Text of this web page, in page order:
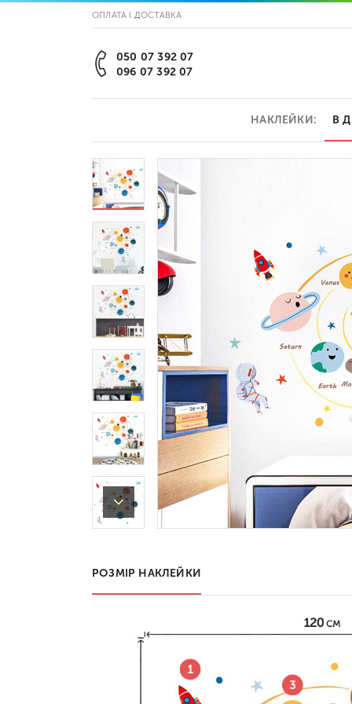
ОПЛАТА І ДОСТАВКА
050 07 392 07
096 07 392 07
НАКЛЕЙКИ: В
РОЗМІР НАКЛЕЙКИ